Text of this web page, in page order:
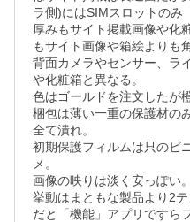
ラ側)にはSIMスロットのみ
厚みもサイト掲載画像や化
もサイト画像や箱絵よりも
背面カメラやセンサー、ラ
や化粧箱と異なる。
色はゴールドを注文したが橙
梱包は薄い一重の保護材の
全て潰れ。
初期保護フィルムは只のビ
メ。
画像の映りは淡く安っぽい。
挙動はまともな製品より2
だと「機能」アプリですら